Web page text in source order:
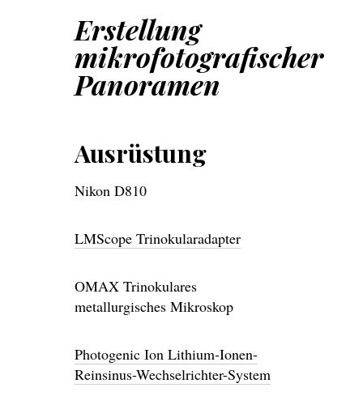
Erstellung
mikrofotografischer
Panoramen
Ausrüstung
Nikon D810
LMScope Trinokularadapter
OMAX Trinokulares
metallurgisches Mikroskop
Photogenic Ion Lithium-Ionen-
Reinsinus-Wechselrichter-System